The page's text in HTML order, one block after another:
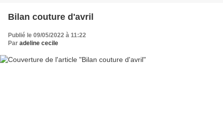
Bilan couture d'avril
Publié le 09/05/2022 à 11:22
Par adeline cecile